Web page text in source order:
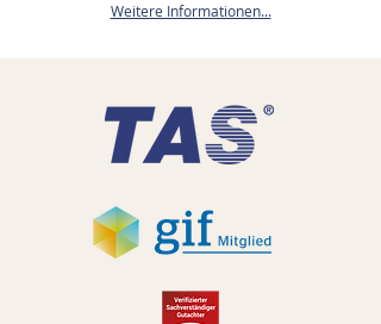
Weitere Informationen...